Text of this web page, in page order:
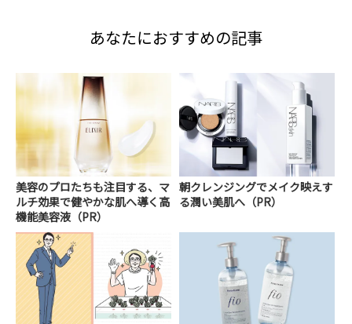
あなたにおすすめの記事
美容のプロたちも注目する、マ
ルチ効果で健やかな肌へ導く高
機能美容液（PR）
朝クレンジングでメイク映えす
る潤い美肌へ（PR）